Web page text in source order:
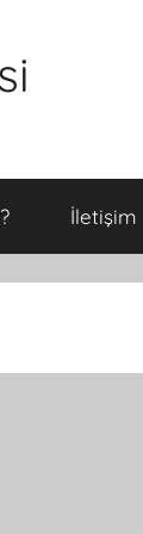
İletişim